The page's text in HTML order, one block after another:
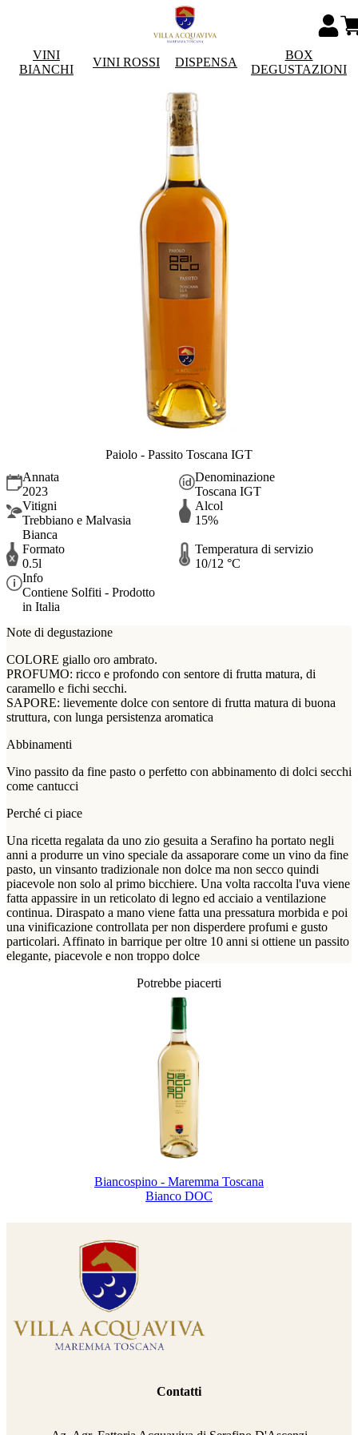
VINI
BIANCHI
VINI ROSSI DISPENSA
BOX
DEGUSTAZIONI
Paiolo - Passito Toscana IGT
Annata
2023
Denominazione
Toscana IGT
Vitigni
Trebbiano e Malvasia
Bianca
Alcol
15%
Formato
0.5l
Temperatura di servizio
10/12 °C
Info
Contiene Solfiti - Prodotto
in Italia
Note di degustazione
COLORE giallo oro ambrato.
PROFUMO: ricco e profondo con sentore di frutta matura, di
caramello e fichi secchi.
SAPORE: lievemente dolce con sentore di frutta matura di buona
struttura, con lunga persistenza aromatica
Abbinamenti
Vino passito da fine pasto o perfetto con abbinamento di dolci secchi
come cantucci
Perché ci piace
Una ricetta regalata da uno zio gesuita a Serafino ha portato negli
anni a produrre un vino speciale da assaporare come un vino da fine
pasto, un vinsanto tradizionale non dolce ma non secco quindi
piacevole non solo al primo bicchiere. Una volta raccolta l'uva viene
fatta appassire in un reticolato di legno ed acciaio a ventilazione
continua. Diraspato a mano viene fatta una pressatura morbida e poi
una vinificazione controllata per non disperdere profumi e gusto
particolari. Affinato in barrique per oltre 10 anni si ottiene un passito
elegante, piacevole e non troppo dolce
Potrebbe piacerti
Biancospino - Maremma Toscana
Bianco DOC
Contatti